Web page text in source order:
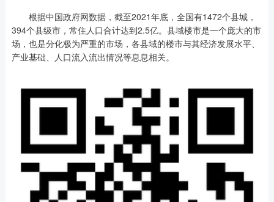
根据中国政府网数据，截至2021年底，全国有1472个县城，
394个县级市，常住人口合计达到2.5亿。县域楼市是一个庞大的市
场，也是分化极为严重的市场，各县域的楼市与其经济发展水平、
产业基础、人口流入流出情况等息息相关。